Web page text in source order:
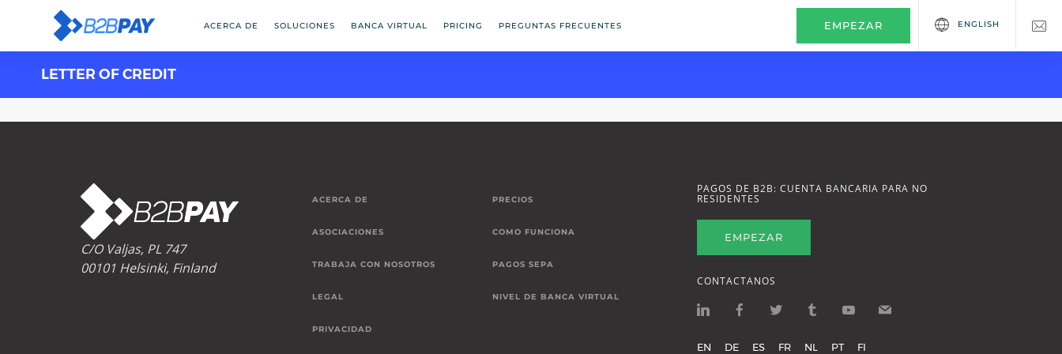
ACERCA DE SOLUCIONES BANCA VIRTUAL PRICING PREGUNTAS FRECUENTES EMPEZAR ENGLISH
LETTER OF CREDIT
C/O Valjas, PL 747
00101 Helsinki, Finland
ACERCA DE
ASOCIACIONES
TRABAJA CON NOSOTROS
LEGAL
PRIVACIDAD
PRECIOS
COMO FUNCIONA
PAGOS SEPA
NIVEL DE BANCA VIRTUAL
PAGOS DE B2B: CUENTA BANCARIA PARA NO
RESIDENTES
EMPEZAR
CONTACTANOS
EN DE ES FR NL PT FI